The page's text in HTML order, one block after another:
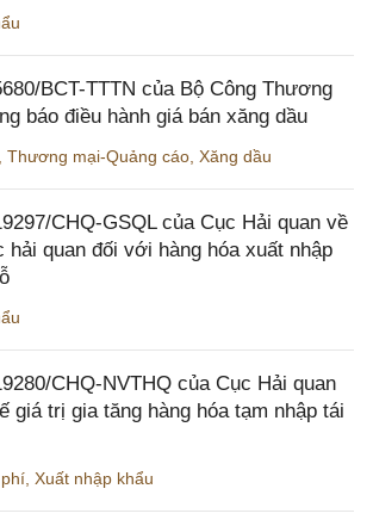
BCT-TTTN của Bộ Công Thương
báo điều hành giá bán xăng dầu
Thương mại-Quảng cáo Xăng dầu
CHQ-GSQL của Cục Hải quan về
hải quan đối với hàng hóa xuất nhập
CHQ-NVTHQ của Cục Hải quan
giá trị gia tăng hàng hóa tạm nhập tái
Xuất nhập khẩu